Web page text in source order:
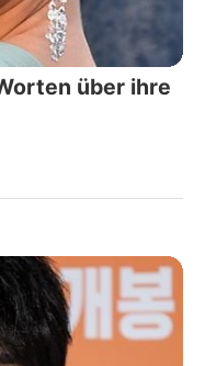
über ihre